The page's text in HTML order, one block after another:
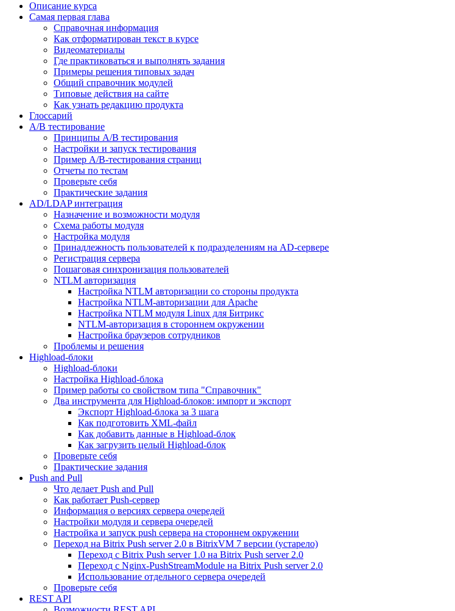
Описание курса
Самая первая глава
Справочная информация
Как отформатирован текст в курсе
Видеоматериалы
Где практиковаться и выполнять задания
Примеры решения типовых задач
Общий справочник модулей
Типовые действия на сайте
Как узнать редакцию продукта
Глоссарий
A/B тестирование
Принципы A/B тестирования
Настройки и запуск тестирования
Пример A/B-тестирования страниц
Отчеты по тестам
Проверьте себя
Практические задания
AD/LDAP интеграция
Назначение и возможности модуля
Схема работы модуля
Настройка модуля
Принадлежность пользователей к подразделениям на AD-сервере
Регистрация сервера
Пошаговая синхронизация пользователей
NTLM авторизация
Настройка NTLM авторизации со стороны продукта
Настройка NTLM-авторизации для Apache
Настройка NTLM модуля Linux для Битрикс
NTLM-авторизация в стороннем окружении
Настройка браузеров сотрудников
Проблемы и решения
Highload-блоки
Highload-блоки
Настройка Highload-блока
Пример работы со свойством типа "Справочник"
Два инструмента для Highload-блоков: импорт и экспорт
Экспорт Highload-блока за 3 шага
Как подготовить XML-файл
Как добавить данные в Highload-блок
Как загрузить целый Highload-блок
Проверьте себя
Практические задания
Push and Pull
Что делает Push and Pull
Как работает Push-сервер
Информация о версиях сервера очередей
Настройки модуля и сервера очередей
Настройка и запуск push сервера на стороннем окружении
Переход на Bitrix Push server 2.0 в BitrixVM 7 версии (устарело)
Переход с Bitrix Push server 1.0 на Bitrix Push server 2.0
Переход с Nginx-PushStreamModule на Bitrix Push server 2.0
Использование отдельного сервера очередей
Проверьте себя
REST API